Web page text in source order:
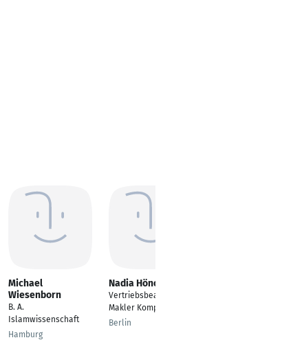
Michael
Wiesenborn
B. A.
Islamwissenschaft
Hamburg
Nadia Hönow
Vertriebsbeauftragte
Makler Komposit
Berlin